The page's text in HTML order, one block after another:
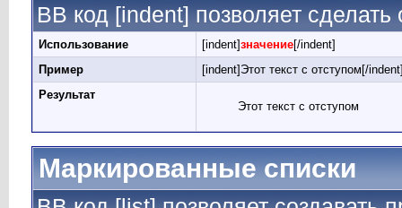
BB код [indent] позволяет сделать
Использование [indent]значение[/indent]
Пример
[indent]Этот текст с отступом[/
Результат
Этот текст с отступом
Маркированные списки